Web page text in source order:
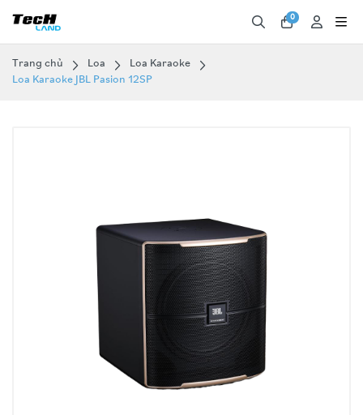
0
Trang chủ Loa
Loa Karaoke
Loa Karaoke JBL Pasion 12SP